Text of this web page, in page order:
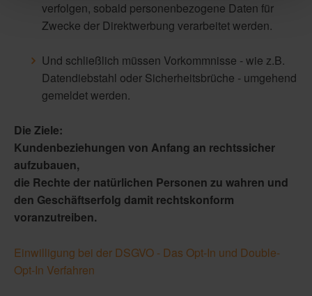
verfolgen, sobald personenbezogene Daten für
Zwecke der Direktwerbung verarbeitet werden.
Und schließlich müssen Vorkommnisse - wie z.B.
Datendiebstahl oder Sicherheitsbrüche - umgehend
gemeldet werden.
Die Ziele:
Kundenbeziehungen von Anfang an rechtssicher
aufzubauen,
die Rechte der natürlichen Personen zu wahren und
den Geschäftserfolg damit rechtskonform
voranzutreiben.
Einwilligung bei der DSGVO - Das Opt-In und Double-
Opt-In Verfahren